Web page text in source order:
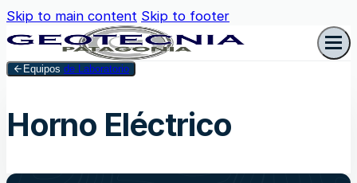
Skip to main content Skip to footer
Equipos de Laboratorio
Horno Eléctrico